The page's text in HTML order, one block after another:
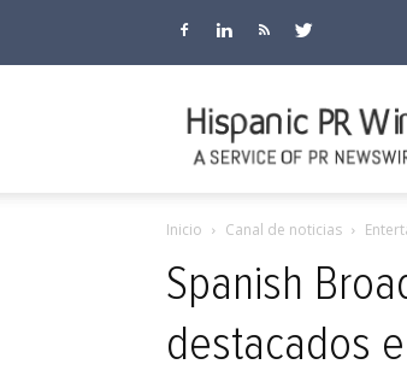
Inicio Canal de noticias
Spanish
destacados